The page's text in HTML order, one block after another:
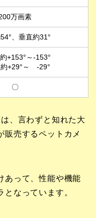
万画素
、垂直約31°
+153°～-153°
+29°～ -29°
〇
、言わずと知れた大
販売するペットカメ
あって、性能や機能
なっています。